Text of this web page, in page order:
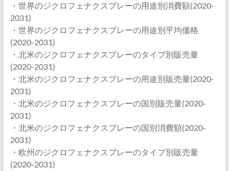
・世界のジクロフェナクスプレーの用途別消費額(2020-
2031)
・世界のジクロフェナクスプレーの用途別平均価格
(2020-2031)
・北米のジクロフェナクスプレーのタイプ別販売量
(2020-2031)
・北米のジクロフェナクスプレーの用途別販売量(2020-
2031)
・北米のジクロフェナクスプレーの国別販売量(2020-
2031)
・北米のジクロフェナクスプレーの国別消費額(2020-
2031)
・欧州のジクロフェナクスプレーのタイプ別販売量
(2020-2031)